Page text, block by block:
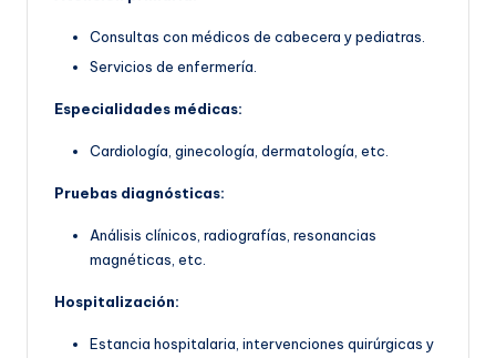
Consultas con médicos de cabecera y pediatras.
Servicios de enfermería.
Especialidades médicas:
Cardiología, ginecología, dermatología, etc.
Pruebas diagnósticas:
Análisis clínicos, radiografías, resonancias
magnéticas, etc.
Hospitalización:
Estancia hospitalaria, intervenciones quirúrgicas y